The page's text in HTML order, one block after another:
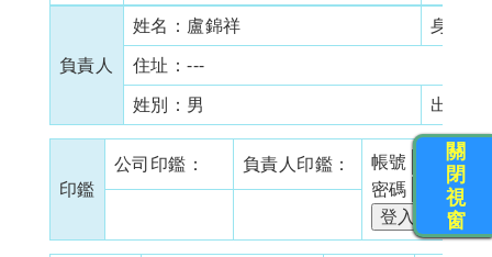
負責人
姓名：盧錦祥
身分證
住址：---
姓別： 男 出生日
印鑑
公司印鑑： 負責人印鑑：
帳號
密碼
關
閉
視
窗